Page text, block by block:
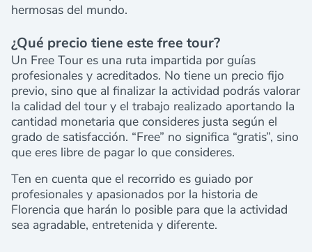
hermosas del mundo.
¿Qué precio tiene este free tour?
Un Free Tour es una ruta impartida por guías
profesionales y acreditados. No tiene un precio fijo
previo, sino que al finalizar la actividad podrás valorar
la calidad del tour y el trabajo realizado aportando la
cantidad monetaria que consideres justa según el
grado de satisfacción. “Free” no significa “gratis”, sino
que eres libre de pagar lo que consideres.
Ten en cuenta que el recorrido es guiado por
profesionales y apasionados por la historia de
Florencia que harán lo posible para que la actividad
sea agradable, entretenida y diferente.